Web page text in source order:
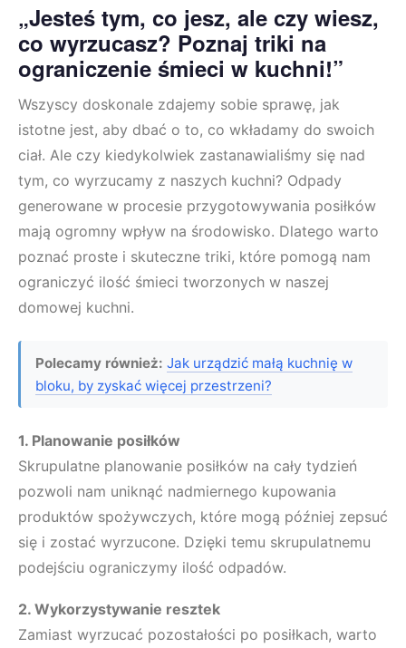
„Jesteś tym, co jesz, ale czy wiesz,
co wyrzucasz? Poznaj triki na
ograniczenie śmieci w kuchni!”
Wszyscy doskonale zdajemy sobie sprawę, jak
istotne jest, aby dbać o to, co wkładamy do swoich
ciał. Ale czy kiedykolwiek zastanawialiśmy się nad
tym, co wyrzucamy z naszych kuchni? Odpady
generowane w procesie przygotowywania posiłków
mają ogromny wpływ na środowisko. Dlatego warto
poznać proste i skuteczne triki, które pomogą nam
ograniczyć ilość śmieci tworzonych w naszej
domowej kuchni.
Polecamy również: Jak urządzić małą kuchnię w
bloku, by zyskać więcej przestrzeni?
1. Planowanie posiłków
Skrupulatne planowanie posiłków na cały tydzień
pozwoli nam uniknąć nadmiernego kupowania
produktów spożywczych, które mogą później zepsuć
się i zostać wyrzucone. Dzięki temu skrupulatnemu
podejściu ograniczymy ilość odpadów.
2. Wykorzystywanie resztek
Zamiast wyrzucać pozostałości po posiłkach, warto